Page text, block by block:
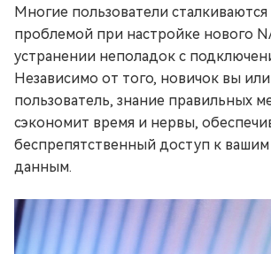
Многие пользователи сталкиваются
проблемой при настройке нового
устранении неполадок с
Независимо от того, новичок вы
пользователь, знание правильных
сэкономит время и нервы,
беспрепятственный доступ к
данным.